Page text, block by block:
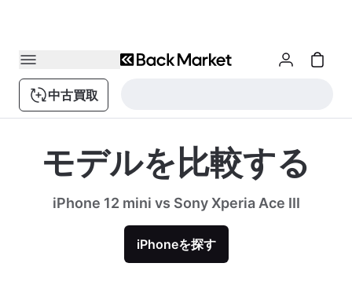
中古買取
モデルを比較する
iPhone 12 mini vs Sony Xperia Ace III
iPhoneを探す